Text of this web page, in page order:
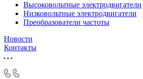
Высоковольтные электродвигатели
Низковольтные электродвигатели
Преобразователи частоты
Новости
Контакты